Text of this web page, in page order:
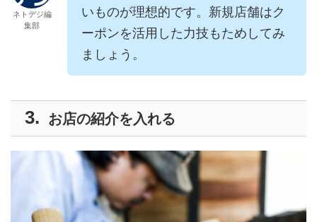
ネトデジ編
集部
いものが理想的です。新規店舗はク
ーポンを活用した力技もためしてみ
ましょう。
お店の紹介を入れる